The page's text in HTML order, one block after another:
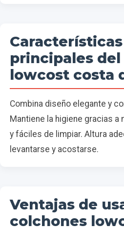
Características
principales
lowcost costa
Combina diseño elegante y
Mantiene la higiene gracias
y fáciles de limpiar. Altura
levantarse y acostarse.
Ventajas de
colchones